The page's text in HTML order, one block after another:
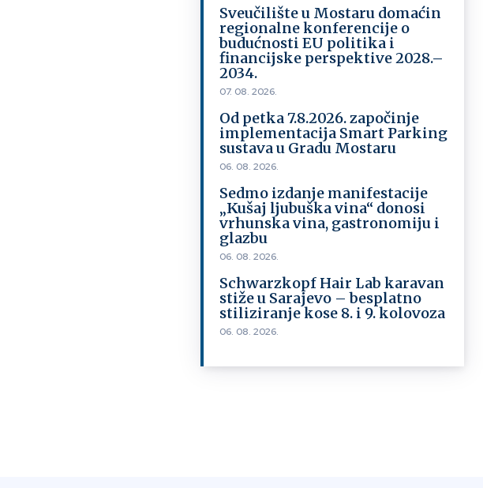
Sveučilište u Mostaru domaćin
regionalne konferencije o
budućnosti EU politika i
financijske perspektive 2028.–
2034.
07. 08. 2026.
Od petka 7.8.2026. započinje
implementacija Smart Parking
sustava u Gradu Mostaru
06. 08. 2026.
Sedmo izdanje manifestacije
„Kušaj ljubuška vina“ donosi
vrhunska vina, gastronomiju i
glazbu
06. 08. 2026.
Schwarzkopf Hair Lab karavan
stiže u Sarajevo – besplatno
stiliziranje kose 8. i 9. kolovoza
06. 08. 2026.